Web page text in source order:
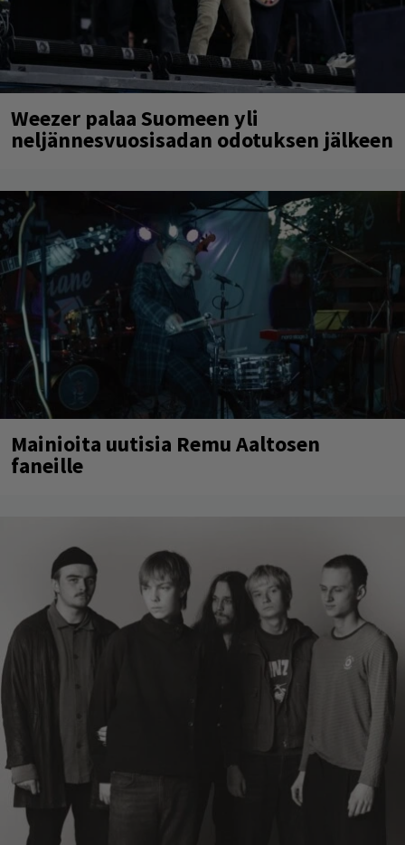
Weezer palaa Suomeen yli
neljännesvuosisadan odotuksen jälkeen
Mainioita uutisia Remu Aaltosen
faneille